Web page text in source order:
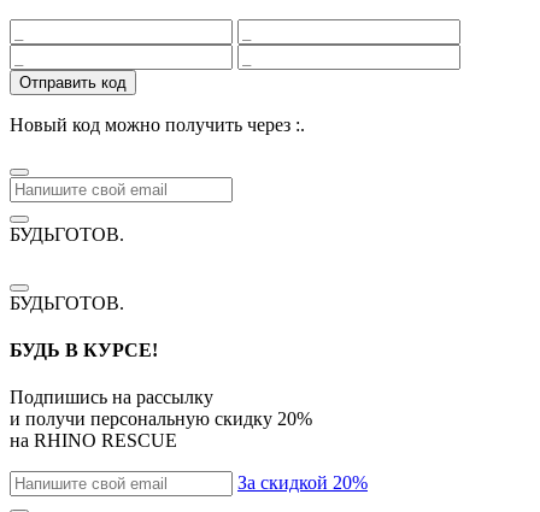
Отправить код
Новый код можно получить через :.
БУДЬГОТОВ.
БУДЬГОТОВ.
БУДЬ В КУРСЕ!
Подпишись на рассылку
и получи персональную скидку 20%
на RHINO RESCUE
За скидкой 20%